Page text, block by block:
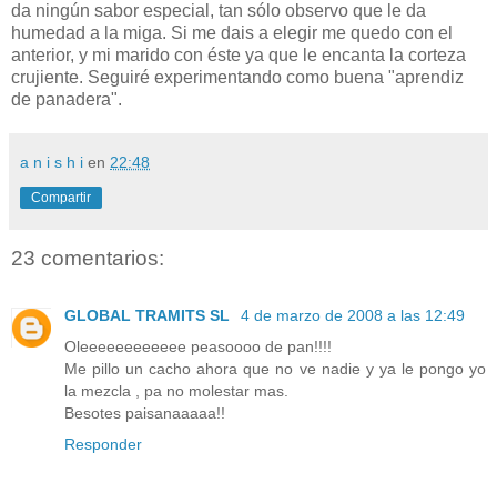
da ningún sabor especial, tan sólo observo que le da
humedad a la miga. Si me dais a elegir me quedo con el
anterior, y mi marido con éste ya que le encanta la corteza
crujiente. Seguiré experimentando como buena "aprendiz
de panadera".
a n i s h i en 22:48
Compartir
23 comentarios:
GLOBAL TRAMITS SL
4 de marzo de 2008 a las 12:49
Oleeeeeeeeeeee peasoooo de pan!!!!
Me pillo un cacho ahora que no ve nadie y ya le pongo yo
la mezcla , pa no molestar mas.
Besotes paisanaaaaa!!
Responder